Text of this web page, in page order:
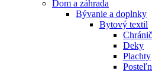
Dom a záhrada
Bývanie a doplnky
Bytový textil
Deky
Plachty